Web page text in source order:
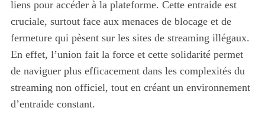
liens pour accéder à la plateforme. Cette entraide est
cruciale, surtout face aux menaces de blocage et de
fermeture qui pèsent sur les sites de streaming illégaux.
En effet, l’union fait la force et cette solidarité permet
de naviguer plus efficacement dans les complexités du
streaming non officiel, tout en créant un environnement
d’entraide constant.